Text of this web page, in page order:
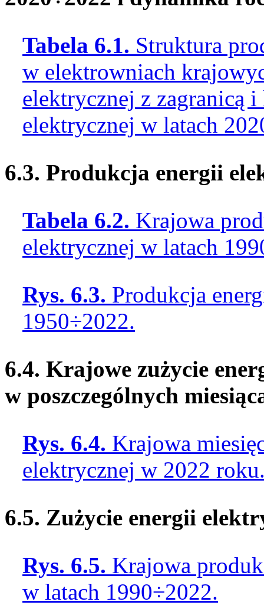
Tabela 6.1. Struktura
w elektrowniach
elektrycznej z zagranicą
elektrycznej w latach
6.3. Produkcja energii
Tabela 6.2. Krajowa
elektrycznej w latach
Rys. 6.3. Produkcja
1950÷2022.
6.4. Krajowe zużycie
w poszczególnych
Rys. 6.4. Krajowa
elektrycznej w 2022
6.5. Zużycie energii
Rys. 6.5. Krajowa
w latach 1990÷2022.